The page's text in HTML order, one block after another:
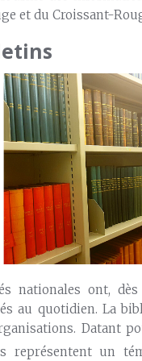
et du Croissant-
nationales ont,
au quotidien. La
Datant
représentent un